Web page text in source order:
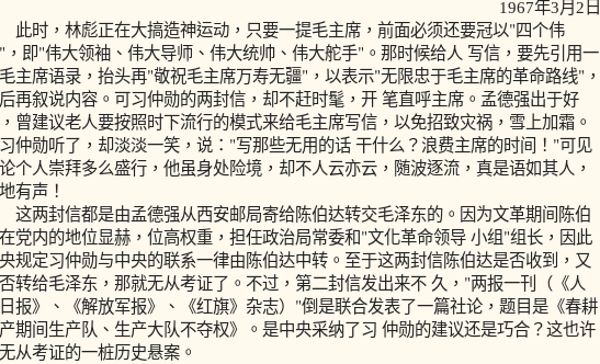
1967年3月2日
时，林彪正在大搞造神运动，只要一提毛主席，前面必须还要冠以"四个伟
，即"伟大领袖、伟大导师、伟大统帅、伟大舵手"。那时候给人 写信，要先引用一
主席语录，抬头再"敬祝毛主席万寿无疆"，以表示"无限忠于毛主席的革命路线"，
再叙说内容。可习仲勋的两封信，却不赶时髦，开 笔直呼主席。孟德强出于好
曾建议老人要按照时下流行的模式来给毛主席写信，以免招致灾祸，雪上加霜。
仲勋听了，却淡淡一笑，说："写那些无用的话 干什么？浪费主席的时间！"可见
个人崇拜多么盛行，他虽身处险境，却不人云亦云，随波逐流，真是语如其人，
有声！
两封信都是由孟德强从西安邮局寄给陈伯达转交毛泽东的。因为文革期间陈伯
党内的地位显赫，位高权重，担任政治局常委和"文化革命领导 小组"组长，因此
规定习仲勋与中央的联系一律由陈伯达中转。至于这两封信陈伯达是否收到，又
转给毛泽东，那就无从考证了。不过，第二封信发出来不 久，"两报一刊（《人
报》、《解放军报》、《红旗》杂志）"倒是联合发表了一篇社论，题目是《春耕
期间生产队、生产大队不夺权》。是中央采纳了习 仲勋的建议还是巧合？这也许
从考证的一桩历史悬案。